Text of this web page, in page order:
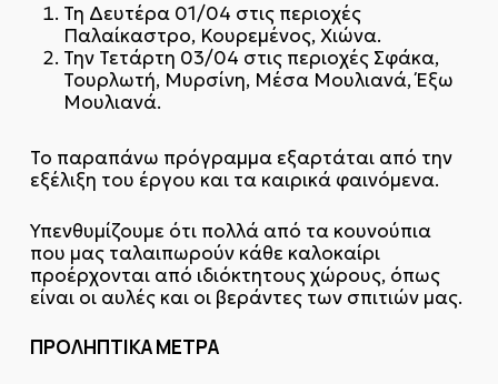
Τη Δευτέρα 01/04 στις περιοχές
Παλαίκαστρο, Κουρεμένος, Χιώνα.
Την Τετάρτη 03/04 στις περιοχές Σφάκα,
Τουρλωτή, Μυρσίνη, Μέσα Μουλιανά, Έξω
Μουλιανά.
Το παραπάνω πρόγραμμα εξαρτάται από την
εξέλιξη του έργου και τα καιρικά φαινόμενα.
Υπενθυμίζουμε ότι πολλά από τα κουνούπια
που μας ταλαιπωρούν κάθε καλοκαίρι
προέρχονται από ιδιόκτητους χώρους, όπως
είναι οι αυλές και οι βεράντες των σπιτιών μας.
ΠΡΟΛΗΠΤΙΚΑ ΜΕΤΡΑ